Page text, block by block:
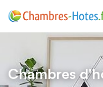
Chambres